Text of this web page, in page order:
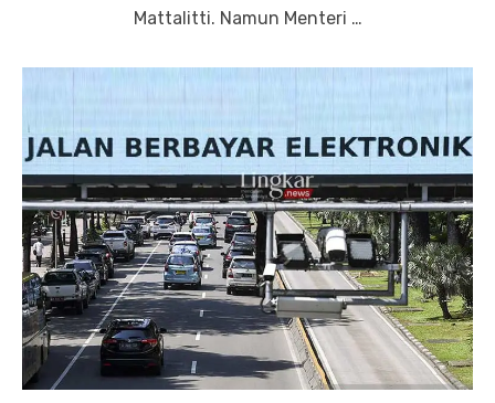
Mattalitti. Namun Menteri …